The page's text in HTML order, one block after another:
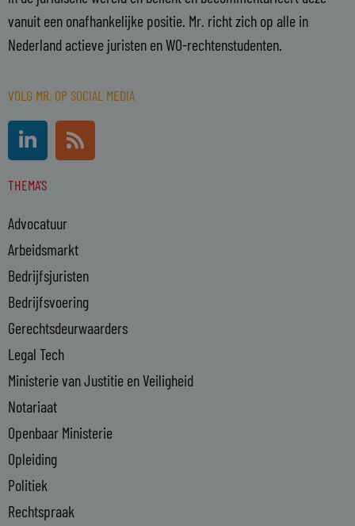
vanuit een onafhankelijke positie. Mr. richt zich op alle in
Nederland actieve juristen en WO-rechtenstudenten.
VOLG MR. OP SOCIAL MEDIA
L
i
n
k
d
i
n
-
i
n
R
s
s
THEMA'S
Advocatuur
Arbeidsmarkt
Bedrijfsjuristen
Bedrijfsvoering
Gerechtsdeurwaarders
Legal Tech
Ministerie van Justitie en Veiligheid
Notariaat
Openbaar Ministerie
Opleiding
Politiek
Rechtspraak